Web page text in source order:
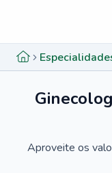
Aproveite os